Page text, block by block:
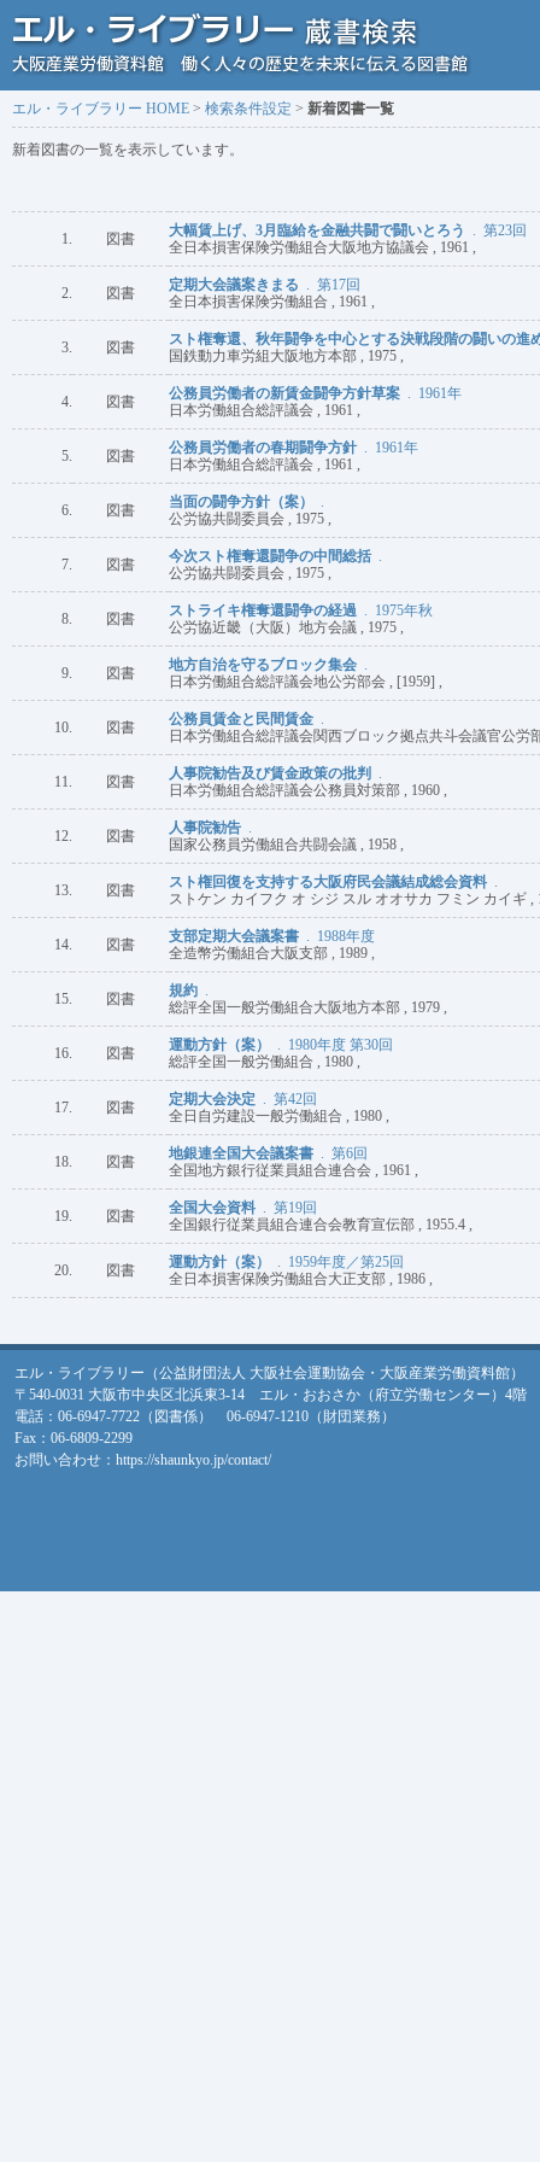
エル・ライブラリー HOME > 検索条件設定 > 新着図書一覧
新着図書の一覧を表示しています。
1. 図書 大幅賃上げ、3月臨給を金融共闘で闘いとろう
. 第23回
全日本損害保険労働組合大阪地方協議会 , 1961 ,
2. 図書 定期大会議案きまる . 第17回
全日本損害保険労働組合 , 1961 ,
3. 図書
スト権奪還、秋年闘争を中心とする決戦段階の闘いの進
国鉄動力車労組大阪地方本部 , 1975 ,
4. 図書 公務員労働者の新賃金闘争方針草案 . 1961年
日本労働組合総評議会 , 1961 ,
5. 図書 公務員労働者の春期闘争方針. 1961年
日本労働組合総評議会 , 1961 ,
6. 図書 当面の闘争方針（案）
.
公労協共闘委員会 , 1975 ,
7. 図書 今次スト権奪還闘争の中間総括 .
公労協共闘委員会 , 1975 ,
8. 図書 ストライキ権奪還闘争の経過 . 1975年秋
公労協近畿（大阪）地方会議 , 1975 ,
9. 図書 地方自治を守るブロック集会 .
日本労働組合総評議会地公労部会 , [1959] ,
10. 図書 公務員賃金と民間賃金 .
日本労働組合総評議会関西ブロック拠点共斗会議官公労
11. 図書 人事院勧告及び賃金政策の批判
.
日本労働組合総評議会公務員対策部 , 1960 ,
12. 図書 人事院勧告 .
国家公務員労働組合共闘会議 , 1958 ,
13. 図書 スト権回復を支持する大阪府民会議結成総会資料 .
ストケン カイフク オ シジ スル オオサカ フミン カイギ ,
14. 図書 支部定期大会議案書 . 1988年度
全造幣労働組合大阪支部 , 1989 ,
15. 図書 規約 .
総評全国一般労働組合大阪地方本部 , 1979 ,
16. 図書 運動方針（案）
. 1980年度 第30回
総評全国一般労働組合 , 1980 ,
17. 図書 定期大会決定 . 第42回
全日自労建設一般労働組合 , 1980 ,
18. 図書 地銀連全国大会議案書 . 第6回
全国地方銀行従業員組合連合会 , 1961 ,
19. 図書 全国大会資料 . 第19回
全国銀行従業員組合連合会教育宣伝部 , 1955.4 ,
20. 図書 運動方針（案）
. 1959年度／第25回
全日本損害保険労働組合大正支部 , 1986 ,
エル・ライブラリー（公益財団法人 大阪社会運動協会・大阪産業労働資料館）
〒540-0031 大阪市中央区北浜東3-14 エル・おおさか（府立労働センター）4階
電話：06-6947-7722（図書係） 06-6947-1210（財団業務）
Fax：06-6809-2299
お問い合わせ： https://shaunkyo.jp/contact/